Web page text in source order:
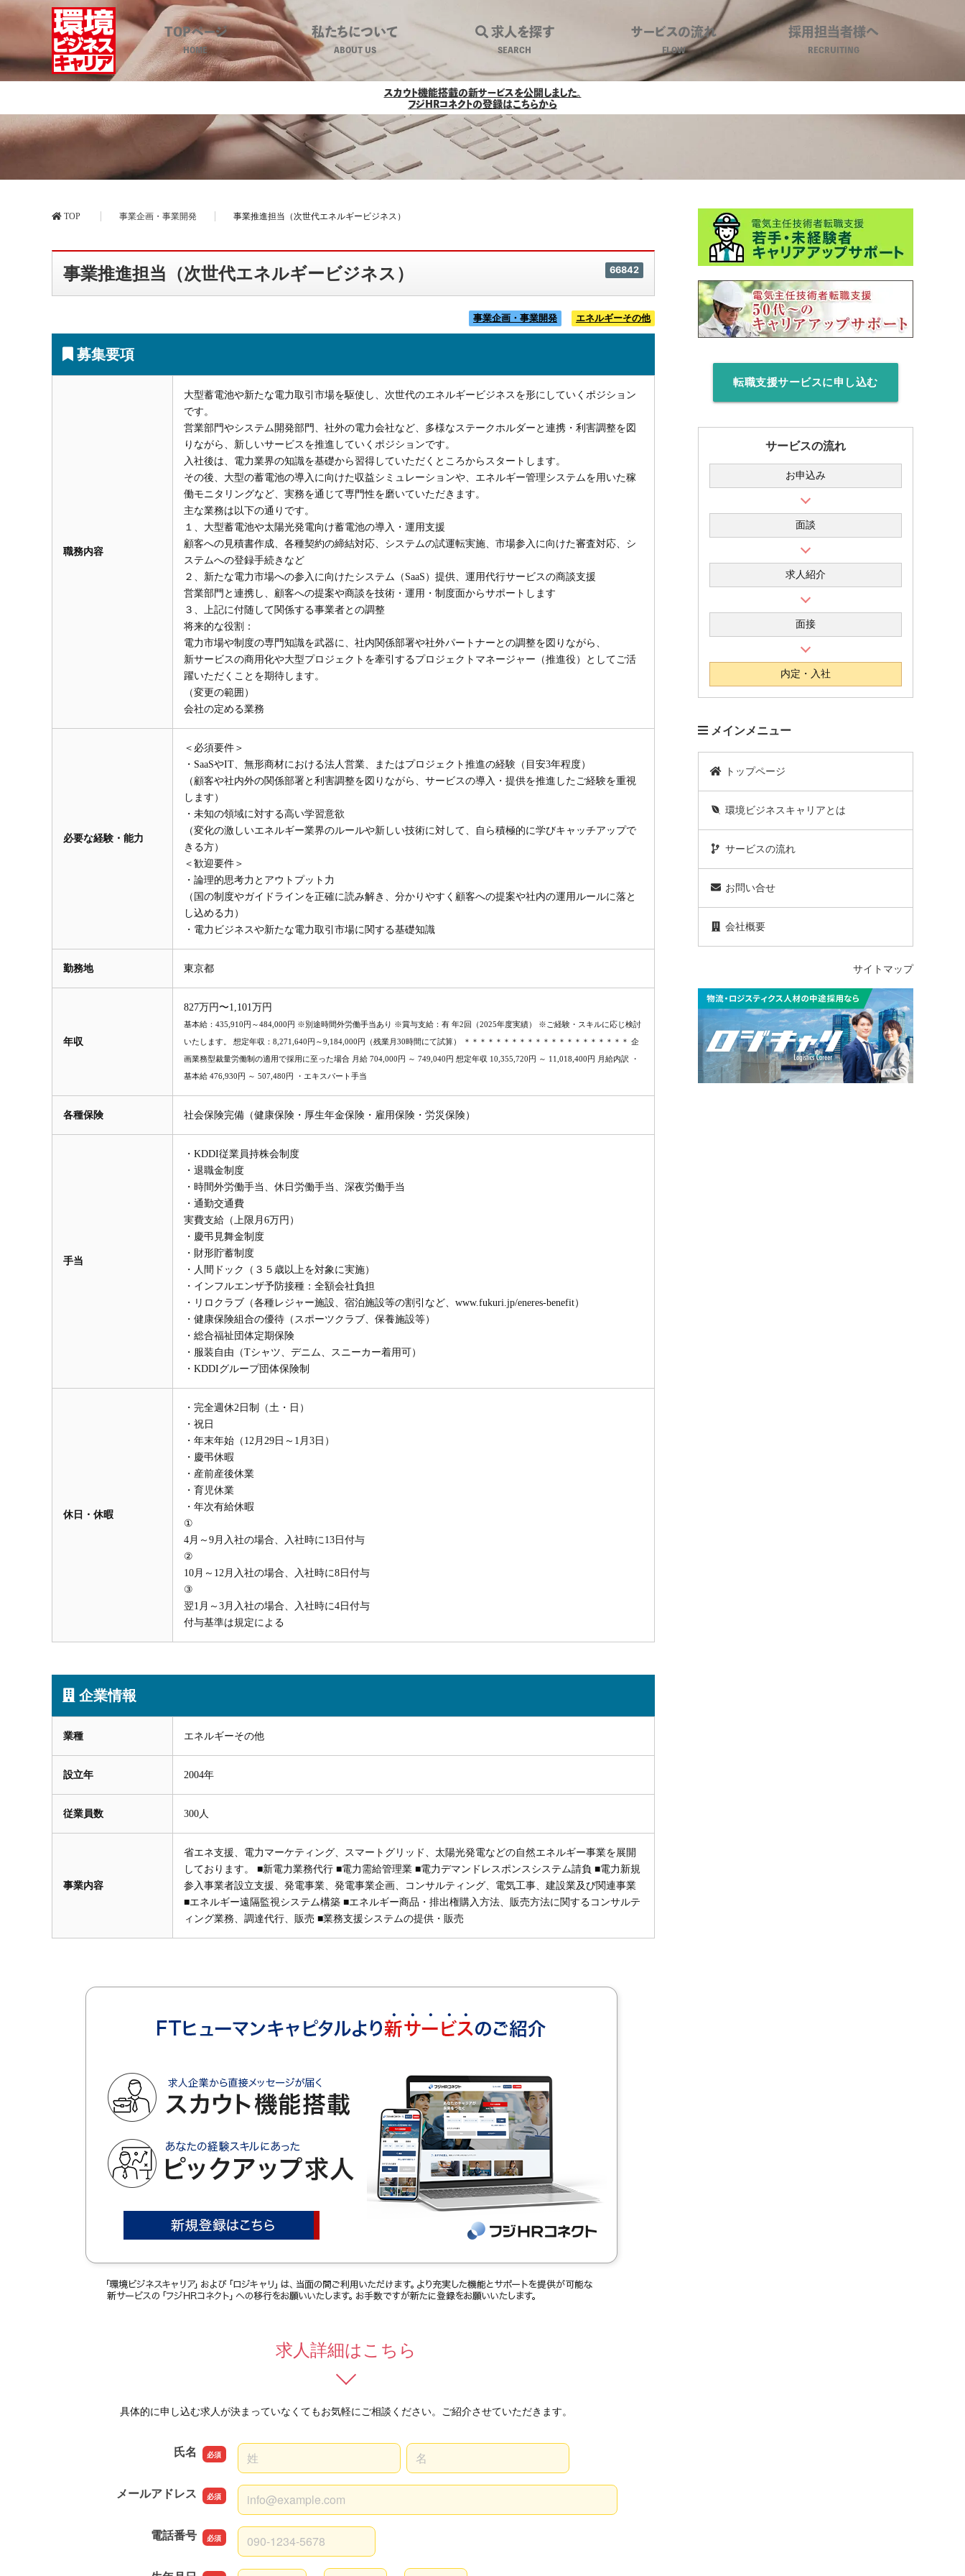
TOPページ
HOME
私たちについて
ABOUT US
求人を探す
SEARCH
サービスの流れ
FLOW
採用担当者様へ
RECRUITING
スカウト機能搭載の新サービスを公開しました。
フジHRコネクトの登録はこちらから
事業推進担当（次世代エネルギービジネス）｜環境ビジネスキャリア
TOP 事業企画・事業開発 事業推進担当（次世代エネルギービジネス）
事業推進担当（次世代エネルギービジネス） 66842
事業企画・事業開発 エネルギーその他
募集要項
職務内容
大型蓄電池や新たな電力取引市場を駆使し、次世代のエネルギービジネスを形にしていくポジション
です。
営業部門やシステム開発部門、社外の電力会社など、多様なステークホルダーと連携・利害調整を図
りながら、新しいサービスを推進していくポジションです。
入社後は、電力業界の知識を基礎から習得していただくところからスタートします。
その後、大型の蓄電池の導入に向けた収益シミュレーションや、エネルギー管理システムを用いた稼
働モニタリングなど、実務を通じて専門性を磨いていただきます。
主な業務は以下の通りです。
１、大型蓄電池や太陽光発電向け蓄電池の導入・運用支援
顧客への見積書作成、各種契約の締結対応、システムの試運転実施、市場参入に向けた審査対応、シ
ステムへの登録手続きなど
２、新たな電力市場への参入に向けたシステム（SaaS）提供、運用代行サービスの商談支援
営業部門と連携し、顧客への提案や商談を技術・運用・制度面からサポートします
３、上記に付随して関係する事業者との調整
将来的な役割：
電力市場や制度の専門知識を武器に、社内関係部署や社外パートナーとの調整を図りながら、
新サービスの商用化や大型プロジェクトを牽引するプロジェクトマネージャー（推進役）としてご活
躍いただくことを期待します。
（変更の範囲）
会社の定める業務
必要な経験・能力
＜必須要件＞
・SaaSやIT、無形商材における法人営業、またはプロジェクト推進の経験（目安3年程度）
（顧客や社内外の関係部署と利害調整を図りながら、サービスの導入・提供を推進したご経験を重視
します）
・未知の領域に対する高い学習意欲
（変化の激しいエネルギー業界のルールや新しい技術に対して、自ら積極的に学びキャッチアップで
きる方）
＜歓迎要件＞
・論理的思考力とアウトプット力
（国の制度やガイドラインを正確に読み解き、分かりやすく顧客への提案や社内の運用ルールに落と
し込める力）
・電力ビジネスや新たな電力取引市場に関する基礎知識
勤務地 東京都
年収
827万円〜1,101万円
基本給：435,910円～484,000円 ※別途時間外労働手当あり ※賞与支給：有 年2回（2025年度実績） ※ご経験・スキルに応じ検討
いたします。 想定年収：8,271,640円～9,184,000円（残業月30時間にて試算） ＊＊＊＊＊＊＊＊＊＊＊＊＊＊＊＊＊＊＊＊＊ 企
画業務型裁量労働制の適用で採用に至った場合 月給 704,000円 ～ 749,040円 想定年収 10,355,720円 ～ 11,018,400円 月給内訳 ・
基本給 476,930円 ～ 507,480円 ・エキスパート手当
各種保険 社会保険完備（健康保険・厚生年金保険・雇用保険・労災保険）
手当
・KDDI従業員持株会制度
・退職金制度
・時間外労働手当、休日労働手当、深夜労働手当
・通勤交通費
実費支給（上限月6万円）
・慶弔見舞金制度
・財形貯蓄制度
・人間ドック（３５歳以上を対象に実施）
・インフルエンザ予防接種：全額会社負担
・リロクラブ（各種レジャー施設、宿泊施設等の割引など、www.fukuri.jp/eneres-benefit）
・健康保険組合の優待（スポーツクラブ、保養施設等）
・総合福祉団体定期保険
・服装自由（Tシャツ、デニム、スニーカー着用可）
・KDDIグループ団体保険制
休日・休暇
・完全週休2日制（土・日）
・祝日
・年末年始（12月29日～1月3日）
・慶弔休暇
・産前産後休業
・育児休業
・年次有給休暇
①
4月～9月入社の場合、入社時に13日付与
②
10月～12月入社の場合、入社時に8日付与
③
翌1月～3月入社の場合、入社時に4日付与
付与基準は規定による
企業情報
業種 エネルギーその他
設立年 2004年
従業員数 300人
事業内容
省エネ支援、電力マーケティング、スマートグリッド、太陽光発電などの自然エネルギー事業を展開
しております。 ■新電力業務代行 ■電力需給管理業 ■電力デマンドレスポンスシステム請負 ■電力新規
参入事業者設立支援、発電事業、発電事業企画、コンサルティング、電気工事、建設業及び関連事業
■エネルギー遠隔監視システム構築 ■エネルギー商品・排出権購入方法、販売方法に関するコンサルテ
ィング業務、調達代行、販売 ■業務支援システムの提供・販売
求人詳細はこちら
具体的に申し込む求人が決まっていなくてもお気軽にご相談ください。ご紹介させていただきます。
転職支援サービスに申し込む
サービスの流れ
お申込み
面談
求人紹介
面接
内定・入社
メインメニュー
トップページ
環境ビジネスキャリアとは
サービスの流れ
お問い合せ
会社概要
サイトマップ